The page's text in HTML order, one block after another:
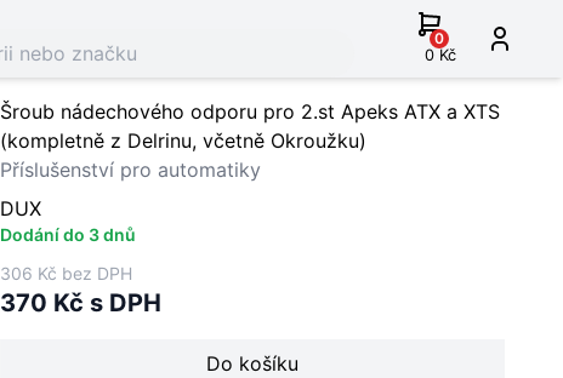
0
0 Kč
Šroub nádechového odporu pro 2.st Apeks ATX a XTS
(kompletně z Delrinu, včetně Okroužku)
Příslušenství pro automatiky
DUX
Dodání do 3 dnů
306 Kč bez DPH
370 Kč s DPH
Do košíku